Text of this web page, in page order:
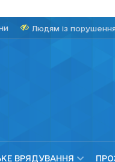
Людям із
ВРЯДУВАННЯ